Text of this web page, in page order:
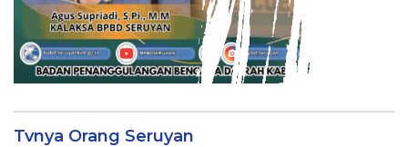
Tvnya Orang Seruyan